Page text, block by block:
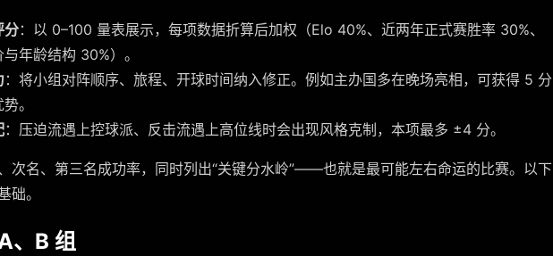
分：以 0–100 量表展示，每项数据折算后加权（Elo 40%、近两年正式赛胜率 30%、
年龄结构 30%）。
：将小组对阵顺序、旅程、开球时间纳入修正。例如主办国多在晚场亮相，可获得 5 分
。
：压迫流遇上控球派、反击流遇上高位线时会出现风格克制，本项最多 ±4 分。
次名、第三名成功率，同时列出“关键分水岭”——也就是最可能左右命运的比赛。以下
础。
、B 组